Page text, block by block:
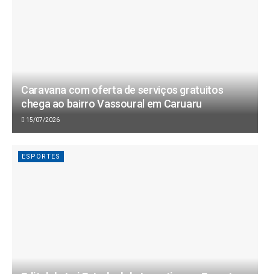
Caravana com oferta de serviços gratuitos
chega ao bairro Vassoural em Caruaru
15/07/2026
ESPORTES